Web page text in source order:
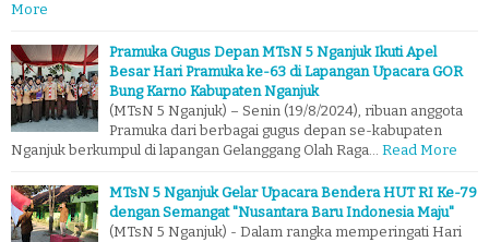
More
Pramuka Gugus Depan MTsN 5 Nganjuk Ikuti Apel
Besar Hari Pramuka ke-63 di Lapangan Upacara GOR
Bung Karno Kabupaten Nganjuk
(MTsN 5 Nganjuk) – Senin (19/8/2024), ribuan anggota
Pramuka dari berbagai gugus depan se-kabupaten
Nganjuk berkumpul di lapangan Gelanggang Olah Raga… Read More
MTsN 5 Nganjuk Gelar Upacara Bendera HUT RI Ke-79
dengan Semangat "Nusantara Baru Indonesia Maju"
(MTsN 5 Nganjuk) - Dalam rangka memperingati Hari